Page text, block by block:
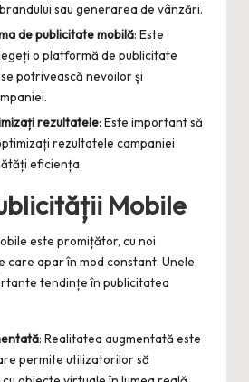
sau generarea de vânzări.
de publicitate mobilă: Este
o platformă de publicitate
potrivească nevoilor și
rezultatele: Este important să
rezultatele campaniei
eficiența.
Mobile
este promițător, cu noi
care apar în mod constant. Unele
tendințe în publicitatea
: Realitatea augmentată este
permite utilizatorilor să